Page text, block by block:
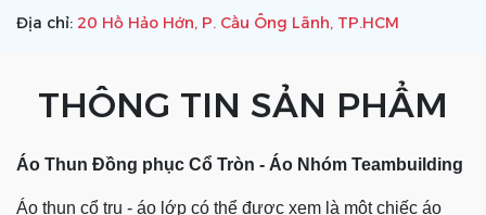
Địa chỉ: 20 Hồ Hảo Hớn, P. Cầu Ông Lãnh, TP.HCM
THÔNG TIN SẢN PHẨM
Áo Thun Đồng phục Cổ Tròn - Áo Nhóm Teambuilding
Áo thun cổ trụ - áo lớp có thể được xem là một chiếc áo